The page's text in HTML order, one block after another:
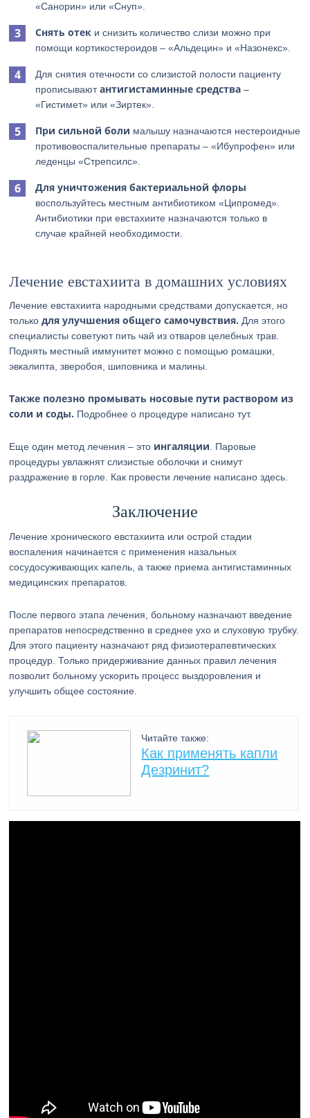
«Санорин» или «Снуп».
Снять отек и снизить количество слизи можно при
помощи кортикостероидов – «Альдецин» и «Назонекс».
Для снятия отечности со слизистой полости пациенту
прописываютантигистаминные средства –
«Гистимет» или «Зиртек».
При сильной боли малышу назначаются нестероидные
противовоспалительные препараты – «Ибупрофен» или
леденцы «Стрепсилс».
Для уничтожения бактериальной флоры
воспользуйтесь местным антибиотиком «Ципромед».
Антибиотики при евстахиите назначаются только в
случае крайней необходимости.
Лечение евстахиита в домашних условиях
Лечение евстахиита народными средствами допускается, но
толькодля улучшения общего самочувствия. Для этого
специалисты советуют пить чай из отваров целебных трав.
Поднять местный иммунитет можно с помощью ромашки,
эвкалипта, зверобоя, шиповника и малины.
Также полезно промывать носовые пути раствором из
соли и соды. Подробнее о процедуре написано тут.
Еще один метод лечения – это ингаляции . Паровые
процедуры увлажнят слизистые оболочки и снимут
раздражение в горле. Как провести лечение написано здесь.
Заключение
Лечение хронического евстахиита или острой стадии
воспаления начинается с применения назальных
сосудосуживающих капель, а также приема антигистаминных
медицинских препаратов.
После первого этапа лечения, больному назначают введение
препаратов непосредственно в среднее ухо и слуховую трубку.
Для этого пациенту назначают ряд физиотерапевтических
процедур. Только придерживание данных правил лечения
позволит больному ускорить процесс выздоровления и
улучшить общее состояние.
Читайте также:
Как применять капли
Дезринит?